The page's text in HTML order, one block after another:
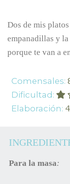
Dos de mis
empanadillas y
porque te van a
Comensales:
Dificultad:
Elaboración:
Para la masa: